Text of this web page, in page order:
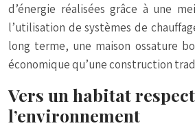
d’énergie réalisées grâce à une
l’utilisation de systèmes de
long terme, une maison ossature
économique qu’une construction
Vers un habitat
l’environnement